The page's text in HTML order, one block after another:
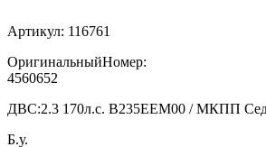
Артикул: 116761
ОригинальныйНомер:
4560652
ДВС:2.3 170л.с. В235ЕЕМ00 / МКПП
Б.у.